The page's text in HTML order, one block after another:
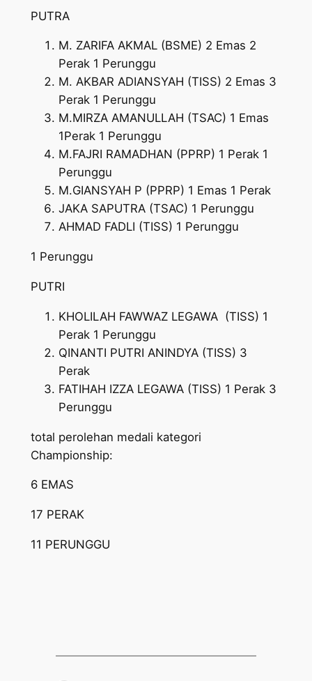
PUTRA
M. ZARIFA AKMAL (BSME) 2 Emas 2
Perak 1 Perunggu
⁠M. AKBAR ADIANSYAH (TISS) 2 Emas 3
Perak 1 Perunggu
⁠M.MIRZA AMANULLAH (TSAC) 1 Emas
1Perak 1 Perunggu
⁠M.FAJRI RAMADHAN (PPRP) 1 Perak 1
Perunggu
⁠M.GIANSYAH P (PPRP) 1 Emas 1 Perak
JAKA SAPUTRA (TSAC) 1 Perunggu
AHMAD FADLI (TISS) 1 Perunggu
1 Perunggu
PUTRI
KHOLILAH FAWWAZ LEGAWA (TISS) 1
Perak 1 Perunggu
⁠QINANTI PUTRI ANINDYA (TISS) 3
Perak
⁠FATIHAH IZZA LEGAWA (TISS) 1 Perak 3
Perunggu
total perolehan medali kategori
Championship:
6 EMAS
17 PERAK
11 PERUNGGU